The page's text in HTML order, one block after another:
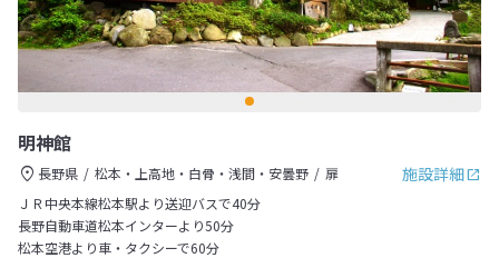
明神館
施設詳細
長野県 松本・上高地・白骨・浅間・安曇野
扉
ＪＲ中央本線松本駅より送迎バスで40分
長野自動車道松本インターより50分
松本空港より車・タクシーで60分